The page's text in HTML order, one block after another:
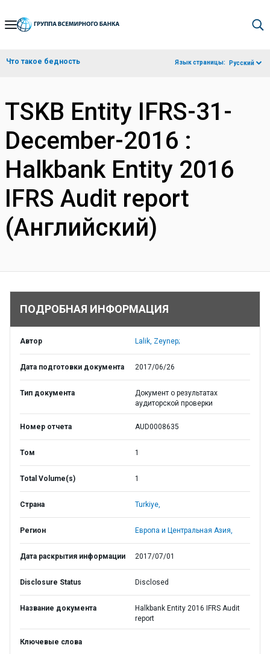
Skip
Navigation
Что такое бедность Язык страницы: Русский
TSKB Entity IFRS-31-
December-2016 :
Halkbank Entity 2016
IFRS Audit report
(Английский)
ПОДРОБНАЯ ИНФОРМАЦИЯ
Автор Lalik, Zeynep;
Дата подготовки документа 2017/06/26
Тип документа
Документ о результатах
аудиторской проверки
Номер отчета AUD0008635
Том 1
Total Volume(s) 1
Страна Turkiye,
Регион Европа и Центральная Азия,
Дата раскрытия информации 2017/07/01
Disclosure Status Disclosed
Название документа
Halkbank Entity 2016 IFRS Audit
report
Ключевые слова